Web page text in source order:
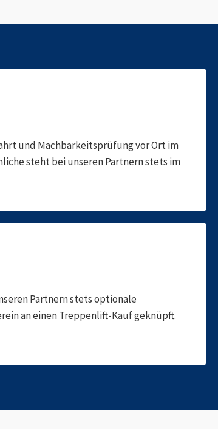
und Machbarkeitsprüfung vor Ort im
steht bei unseren Partnern stets im
Partnern stets optionale
an einen Treppenlift-Kauf geknüpft.